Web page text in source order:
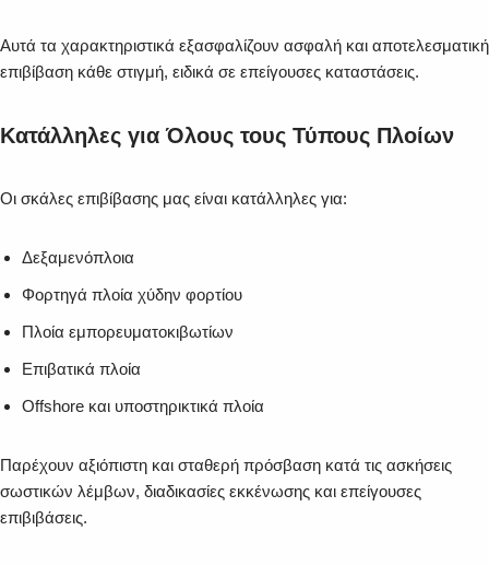
Αυτά τα χαρακτηριστικά εξασφαλίζουν ασφαλή και αποτελεσματική
επιβίβαση κάθε στιγμή, ειδικά σε επείγουσες καταστάσεις.
Κατάλληλες για Όλους τους Τύπους Πλοίων
Οι σκάλες επιβίβασης μας είναι κατάλληλες για:
Δεξαμενόπλοια
Φορτηγά πλοία χύδην φορτίου
Πλοία εμπορευματοκιβωτίων
Επιβατικά πλοία
Offshore και υποστηρικτικά πλοία
Παρέχουν αξιόπιστη και σταθερή πρόσβαση κατά τις ασκήσεις
σωστικών λέμβων, διαδικασίες εκκένωσης και επείγουσες
επιβιβάσεις.